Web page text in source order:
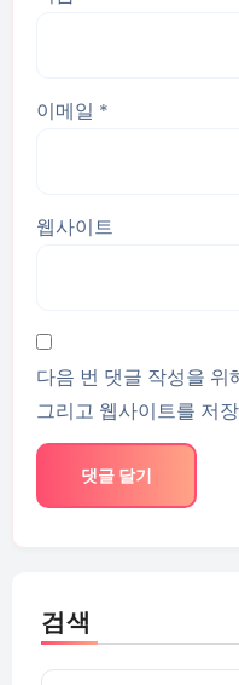
이메일 *
웹사이트
다음 번 댓글 작성을 위
그리고 웹사이트를 저
검색